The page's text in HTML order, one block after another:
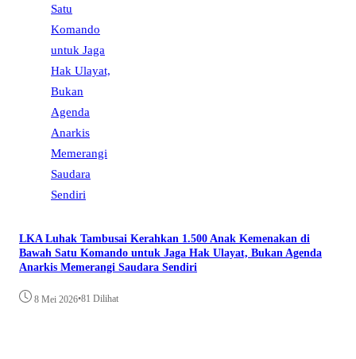
LKA Luhak Tambusai Kerahkan 1.500 Anak Kemenakan di
Bawah Satu Komando untuk Jaga Hak Ulayat, Bukan Agenda
Anarkis Memerangi Saudara Sendiri
8 Mei 2026•81 Dilihat